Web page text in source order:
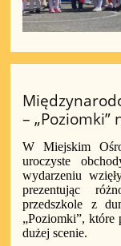
– „Poziomki”
W Miejskim
uroczyste
wydarzeniu
prezentując
przedszkole z
„Poziomki”, które
dużej scenie.